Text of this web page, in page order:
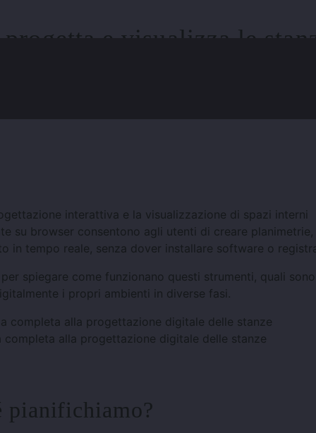
e visualizza le
interattiva e la visualizzazione di spazi interni
su browser consentono agli utenti di creare planimetrie,
in tempo reale, senza dover installare software o
per spiegare come funzionano questi strumenti, quali
i propri ambienti in diverse fasi.
completa alla progettazione digitale delle stanze
pianifichiamo?